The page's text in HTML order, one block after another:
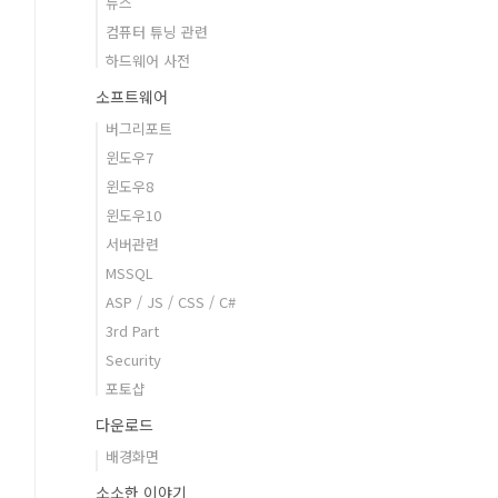
컴퓨터 튜닝 관련
하드웨어 사전
소프트웨어
버그리포트
윈도우7
윈도우8
윈도우10
서버관련
MSSQL
ASP / JS / CSS / C#
3rd Part
Security
포토샵
다운로드
배경화면
소소한 이야기